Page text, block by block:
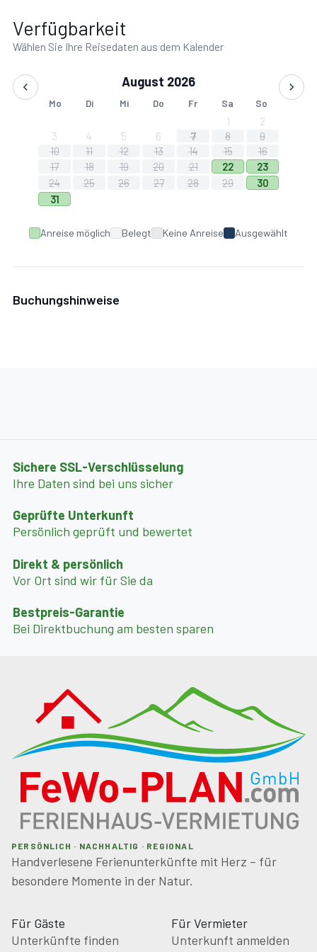
STRÄNDE:
Felsen: 50 m.
Ausgestatteter Strand: 350 m.
NATURPARK: 22 km Regionalpark der Küstendünen
'Torre Canne - Torre San Leonardo.
Schnorcheln:
3000 m im Naturschutzgebiet Torre Guaceto, das auch
für Kinder ab 12 Jahren zugänglich ist.
Freizeitparks:
15 km bis Ostuni 'Ciuchino Biricchino';
35 km 'Zoo Safari di Fasano';
38 km 'Aqua park Egnazia'.
Kitesurfen: 10 km bis Apani al Guna Beach.
Verfügbarkeit
Wählen Sie Ihre Reisedaten aus dem Kalender
August 2026
Mo Di Mi Do Fr Sa So
1
2
3
4 5 6 7 8
9
10
11 12 13 14 15
16
17
18 19 20 21 22
23
24
25 26 27 28 29
30
31
Anreise möglich Belegt Keine Anreise Ausgewählt
Buchungshinweise
Sichere SSL-Verschlüsselung
Ihre Daten sind bei uns sicher
Geprüfte Unterkunft
Persönlich geprüft und bewertet
Direkt & persönlich
Vor Ort sind wir für Sie da
Bestpreis-Garantie
Bei Direktbuchung am besten sparen
PERSÖNLICH · NACHHALTIG · REGIONAL
Handverlesene Ferienunterkünfte mit Herz – für
besondere Momente in der Natur.
Für Gäste
Unterkünfte finden
Für Vermieter
Unterkunft anmelden